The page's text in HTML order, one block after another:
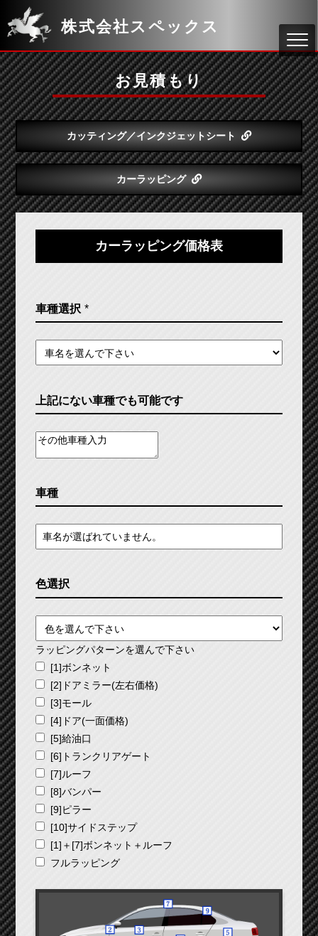
株式会社スペックス
お見積もり
カッティング／インクジェットシート
カーラッピング
カーラッピング価格表
車種選択 *
上記にない車種でも可能です
車種
色選択
ラッピングパターンを選んで下さい
[1]ボンネット
[2]ドアミラー(左右価格)
[3]モール
[4]ドア(一面価格)
[5]給油口
[6]トランクリアゲート
[7]ルーフ
[8]バンパー
[9]ピラー
[10]サイドステップ
[1]＋[7]ボンネット＋ルーフ
フルラッピング